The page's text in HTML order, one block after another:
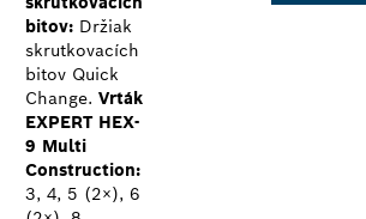
bitov: Držiak
skrutkovacích
bitov Quick
Change. Vrták
EXPERT HEX-
9 Multi
Construction:
3, 4, 5 (2×), 6